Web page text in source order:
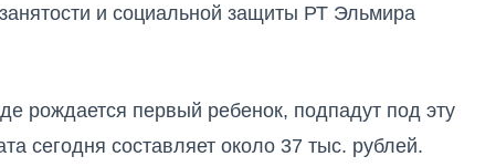
и социальной защиты РТ Эльмира
рождается первый ребенок, подпадут под эту
сегодня составляет около 37 тыс. рублей.